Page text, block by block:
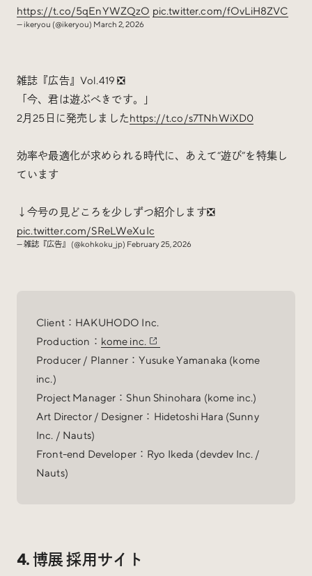
https://t.co/5qEnYWZQzO pic.twitter.com/fOvLiH8ZVC
— ikeryou (@ikeryou) March 2, 2026
雑誌『広告』Vol.419 ❎️
「今、君は遊ぶべきです。」
2月25日に発売しましたhttps://t.co/s7TNhWiXD0
効率や最適化が求められる時代に、あえて“遊び”を特集し
ています
↓今号の見どころを少しずつ紹介します❎️
pic.twitter.com/SReLWeXuIc
— 雑誌『広告』 (@kohkoku_jp) February 25, 2026
Client：HAKUHODO Inc.
Production： kome inc.
Producer / Planner：Yusuke Yamanaka (kome
inc.)
Project Manager：Shun Shinohara (kome inc.)
Art Director / Designer：Hidetoshi Hara (Sunny
Inc. / Nauts)
Front-end Developer：Ryo Ikeda (devdev Inc. /
Nauts)
4. 博展 採用サイト